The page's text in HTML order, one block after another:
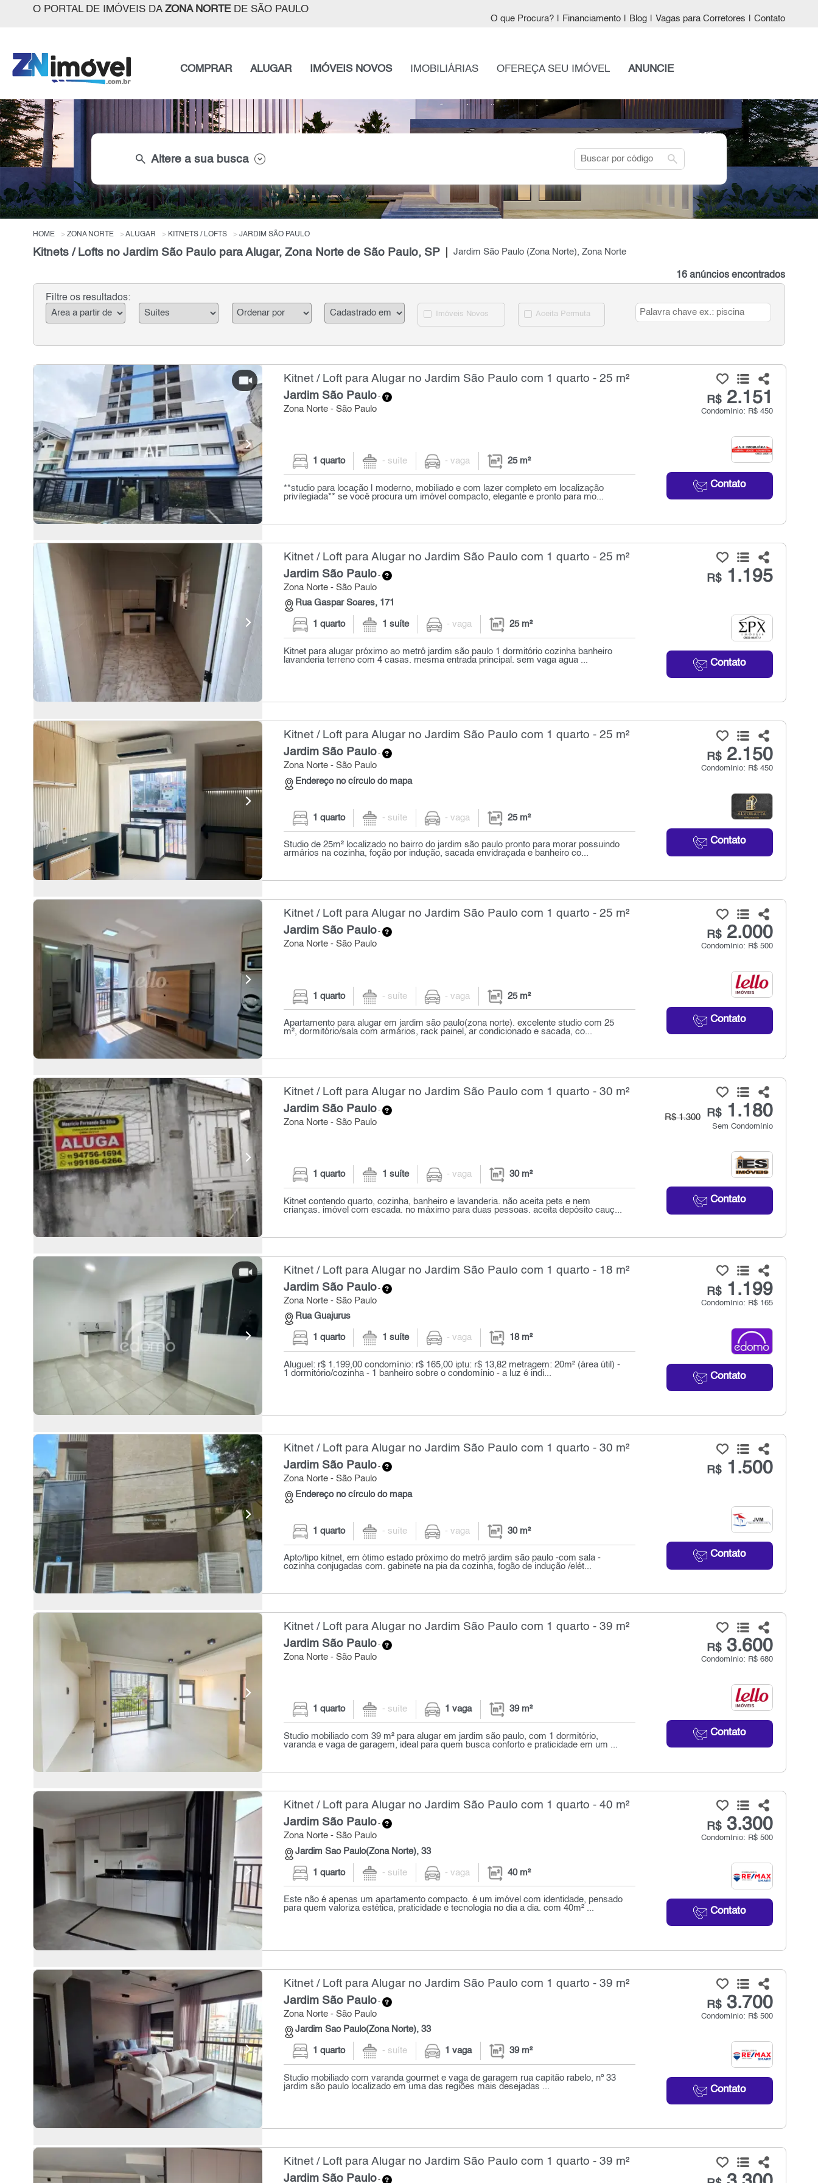
O PORTAL DE IMÓVEIS DA ZONA NORTEDE SÃO PAULO
O que Procura? Financiamento Blog Vagas para Corretores Contato
COMPRAR ALUGAR IMÓVEIS NOVOS IMOBILIÁRIAS OFEREÇA SEU IMÓVEL ANUNCIE
search Altere a sua busca search
HOME ZONA NORTE ALUGAR KITNETS / LOFTS JARDIM SÃO PAULO
Kitnets / Lofts no Jardim São Paulo para Alugar, Zona Norte de São Paulo, SP Jardim São Paulo (Zona Norte), Zona Norte
16 anúncios encontrados
Filtre os resultados:
Imóveis Novos Aceita Permuta
Kitnet / Loft para Alugar no Jardim São Paulo com 1 quarto - 25 m²
Jardim São Paulo-
Zona Norte - São Paulo
R$2.151
Condomínio: R$ 450
Contato
1 quarto - suíte - vaga 25 m²
**studio para locação | moderno, mobiliado e com lazer completo em localização
privilegiada** se você procura um imóvel compacto, elegante e pronto para mo...
Kitnet / Loft para Alugar no Jardim São Paulo com 1 quarto - 25 m²
Jardim São Paulo-
Zona Norte - São Paulo
Rua Gaspar Soares, 171
R$1.195
Contato
1 quarto 1 suíte - vaga 25 m²
Kitnet para alugar próximo ao metrô jardim são paulo 1 dormitório cozinha banheiro
lavanderia terreno com 4 casas. mesma entrada principal. sem vaga agua ...
Kitnet / Loft para Alugar no Jardim São Paulo com 1 quarto - 25 m²
Jardim São Paulo-
Zona Norte - São Paulo
Endereço no círculo do mapa
R$2.150
Condomínio: R$ 450
Contato
1 quarto - suíte - vaga 25 m²
Studio de 25m² localizado no bairro do jardim são paulo pronto para morar possuindo
armários na cozinha, foção por indução, sacada envidraçada e banheiro co...
Kitnet / Loft para Alugar no Jardim São Paulo com 1 quarto - 25 m²
Jardim São Paulo-
Zona Norte - São Paulo
R$2.000
Condomínio: R$ 500
Contato
1 quarto - suíte - vaga 25 m²
Apartamento para alugar em jardim são paulo(zona norte). excelente studio com 25
m², dormitório/sala com armários, rack painel, ar condicionado e sacada, co...
Kitnet / Loft para Alugar no Jardim São Paulo com 1 quarto - 30 m²
Jardim São Paulo-
Zona Norte - São Paulo
R$1.180
R$ 1.300
Sem Condomínio
Contato
1 quarto 1 suíte - vaga 30 m²
Kitnet contendo quarto, cozinha, banheiro e lavanderia. não aceita pets e nem
crianças. imóvel com escada. no máximo para duas pessoas. aceita depósito cauç...
Kitnet / Loft para Alugar no Jardim São Paulo com 1 quarto - 18 m²
Jardim São Paulo-
Zona Norte - São Paulo
Rua Guajurus
R$1.199
Condomínio: R$ 165
Contato
1 quarto 1 suíte - vaga 18 m²
Aluguel: r$ 1.199,00 condomínio: r$ 165,00 iptu: r$ 13,82 metragem: 20m² (área útil) -
1 dormitório/cozinha - 1 banheiro sobre o condomínio - a luz é indi...
Kitnet / Loft para Alugar no Jardim São Paulo com 1 quarto - 30 m²
Jardim São Paulo-
Zona Norte - São Paulo
Endereço no círculo do mapa
R$1.500
Contato
1 quarto - suíte - vaga 30 m²
Apto/tipo kitnet, em ótimo estado próximo do metrô jardim são paulo -com sala -
cozinha conjugadas com. gabinete na pia da cozinha, fogão de indução /elét...
Kitnet / Loft para Alugar no Jardim São Paulo com 1 quarto - 39 m²
Jardim São Paulo-
Zona Norte - São Paulo
R$3.600
Condomínio: R$ 680
Contato
1 quarto - suíte 1 vaga 39 m²
Studio mobiliado com 39 m² para alugar em jardim são paulo, com 1 dormitório,
varanda e vaga de garagem, ideal para quem busca conforto e praticidade em um ...
Kitnet / Loft para Alugar no Jardim São Paulo com 1 quarto - 40 m²
Jardim São Paulo-
Zona Norte - São Paulo
Jardim Sao Paulo(Zona Norte), 33
R$3.300
Condomínio: R$ 500
Contato
1 quarto - suíte - vaga 40 m²
Este não é apenas um apartamento compacto. é um imóvel com identidade, pensado
para quem valoriza estética, praticidade e tecnologia no dia a dia. com 40m² ...
Kitnet / Loft para Alugar no Jardim São Paulo com 1 quarto - 39 m²
Jardim São Paulo-
Zona Norte - São Paulo
Jardim Sao Paulo(Zona Norte), 33
R$3.700
Condomínio: R$ 500
Contato
1 quarto - suíte 1 vaga 39 m²
Studio mobiliado com varanda gourmet e vaga de garagem rua capitão rabelo, nº 33
jardim são paulo localizado em uma das regiões mais desejadas ...
Kitnet / Loft para Alugar no Jardim São Paulo com 1 quarto - 39 m²
Jardim São Paulo-